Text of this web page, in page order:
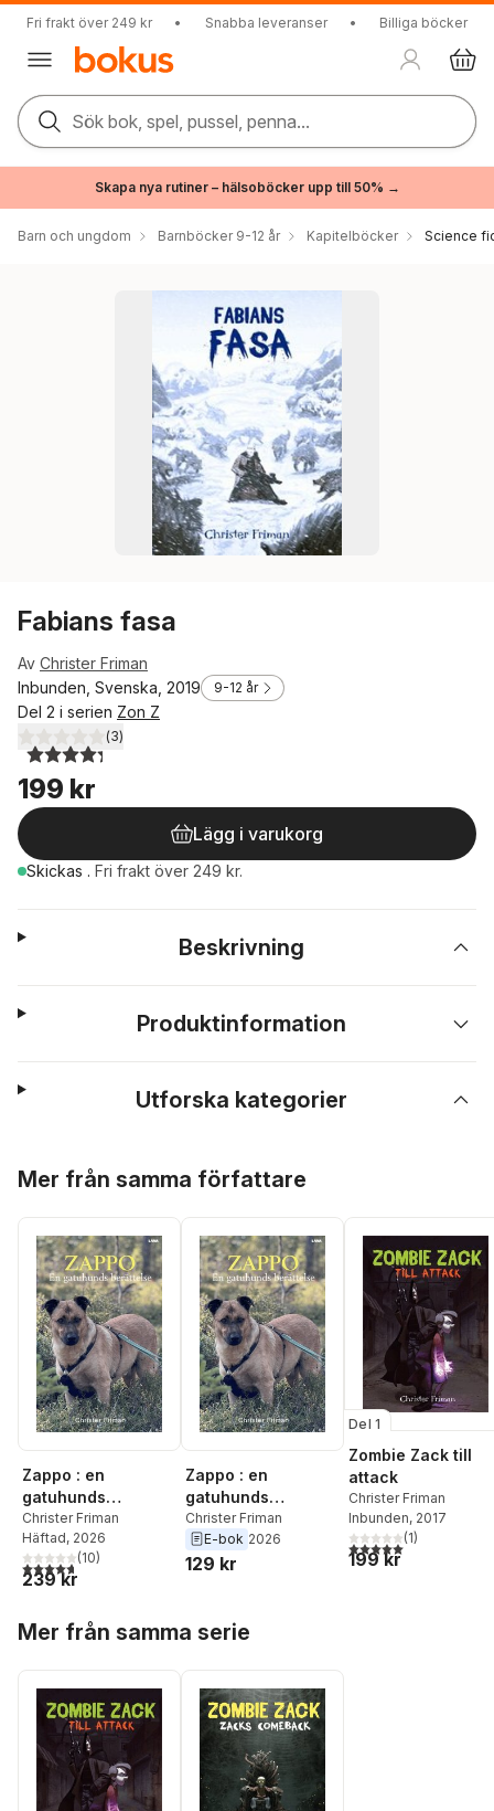
Fri frakt över 249 kr • Snabba leveranser • Billiga böcker
Sök bok, spel, pussel, penna...
Skapa nya rutiner – hälsoböcker upp till 50% →
Barn och ungdom Barnböcker 9-12 år Kapitelböcker Science
Fabians fasa
Av Christer Friman
Inbunden, Svenska, 2019
9-12 år
Del 2 i serien Zon Z
4,3utav 5 stjärnor. Totalt antal röster:
(3)
199 kr
Lägg i varukorg
Skickas . Fri frakt över 249 kr.
Beskrivning
Produktinformation
Utforska kategorier
Mer från samma författare
Zappo : en
gatuhunds
berättelse
Christer Friman
Häftad, 2026
4,7utav 5 stjärnor. Totalt antal röster:
(10)
239 kr
Zappo : en
gatuhunds
berättelse
Christer Friman
E-bok 2026
129 kr
Del 1
Zombie Zack till
attack
Christer Friman
Inbunden, 2017
5,0utav 5 stjärnor.
(1)
199 kr
Mer från samma serie